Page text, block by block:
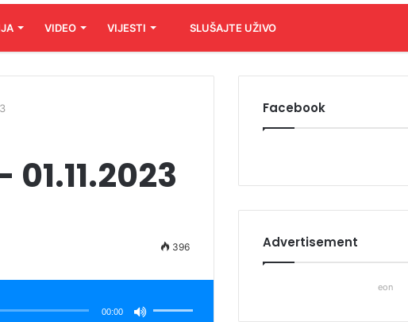
VIDEO VIJESTI SLUŠAJTE UŽIVO
396
00:00
za
Facebook
Advertisement
eon